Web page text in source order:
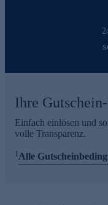
Ihre
Einfach einlösen und
volle Transparenz.
1Alle